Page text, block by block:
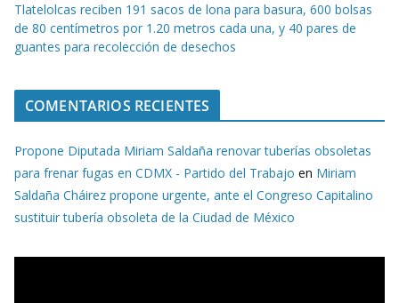
Tlatelolcas reciben 191 sacos de lona para basura, 600 bolsas
de 80 centímetros por 1.20 metros cada una, y 40 pares de
guantes para recolección de desechos
COMENTARIOS RECIENTES
Propone Diputada Miriam Saldaña renovar tuberías obsoletas
para frenar fugas en CDMX - Partido del Trabajo en Miriam
Saldaña Cháirez propone urgente, ante el Congreso Capitalino
sustituir tubería obsoleta de la Ciudad de México